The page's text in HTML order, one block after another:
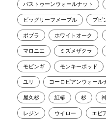
バストゥーンウォールナット
ビッグリーフメープル ブビ
ポプラ ホワイトオーク
マロニエ ミズメザクラ
モビンギ モンキーポッド
ユリ ヨーロピアンウォール
屋久杉 紅椿 杉
レジン ウイロー エビ